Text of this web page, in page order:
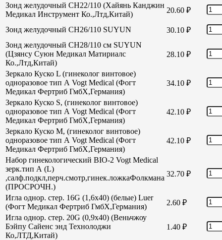
Зонд желудочный СН22/110 (Хайянь Канджин
Медикал Инструмент Ко.,Лтд,Китай)
20.60 ₽
Зонд желудочный СН26/110 SUYUN 30.10 ₽
Зонд желудочный СН28/110 см SUYUN
(Цзянсу Суюн Медикал Матириалс
Ко.,Лтд,Китай)
28.10 ₽
Зеркало Куско L (гинеколог винтовое)
одноразовое тип А Vogt Medical (Фогт
Медикал Фертриб ГмбХ,Германия)
34.10 ₽
Зеркало Куско S, (гинеколог винтовое)
одноразовое тип А Vogt Medical (Фогт
Медикал Фертриб ГмбХ,Германия)
42.10 ₽
Зеркало Куско М, (гинеколог винтовое)
одноразовое тип А Vogt Medical (Фогт
Медикал Фертриб ГмбХ,Германия)
42.10 ₽
Набор гинекологический BIO-2 Vogt Medical
зерк.тип А (L)
,салф.подкл,перч.смотр,гинек.ложкаФолкмана
(ПРОСРОЧН.)
32.70 ₽
Игла однор. стер. 16G (1,6х40) (белые) Luer
(Фогт Медикал Фертриб ГмбХ,Германия)
2.60 ₽
Игла однор. стер. 20G (0,9х40) (Веньчжоу
Бэйпу Сайенс энд Технолоджи
Ко,ЛТД,Китай)
1.40 ₽